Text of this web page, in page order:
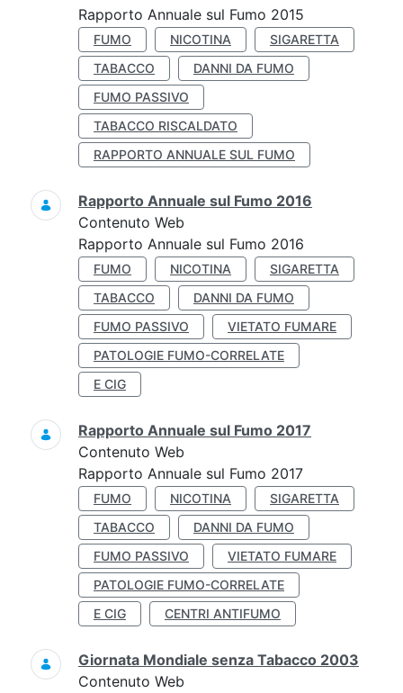
Rapporto Annuale sul Fumo 2015
FUMO NICOTINA
SIGARETTA
TABACCO
DANNI DA FUMO
FUMO PASSIVO
TABACCO RISCALDATO
RAPPORTO ANNUALE SUL FUMO
Rapporto Annuale sul Fumo 2016
Contenuto Web
Rapporto Annuale sul Fumo 2016
FUMO NICOTINA
SIGARETTA
TABACCO
DANNI DA FUMO
FUMO PASSIVO
VIETATO FUMARE
PATOLOGIE FUMO-CORRELATE
E CIG
Rapporto Annuale sul Fumo 2017
Contenuto Web
Rapporto Annuale sul Fumo 2017
FUMO NICOTINA
SIGARETTA
TABACCO
DANNI DA FUMO
FUMO PASSIVO
VIETATO FUMARE
PATOLOGIE FUMO-CORRELATE
E CIG
CENTRI ANTIFUMO
Giornata Mondiale senza Tabacco 2003
Contenuto Web